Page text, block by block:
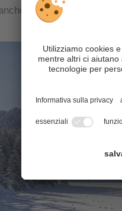
la possibilità di fare